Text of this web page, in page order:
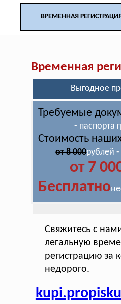
ВРЕМЕННАЯ
Временная
Выгодное
Требуемые
- паспорта
Стоимость
от 8 000рублей -
от 7
Бесплатно
Свяжитесь с
легальную
регистрацию за
недорого.